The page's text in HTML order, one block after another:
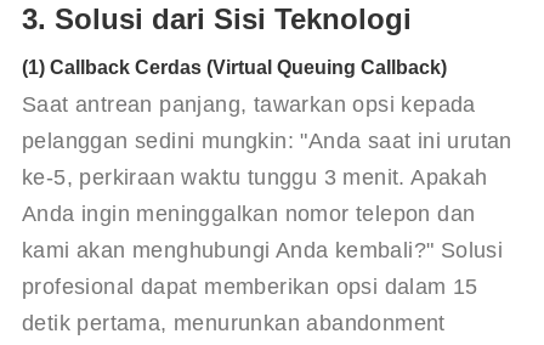
3. Solusi dari Sisi Teknologi
(1) Callback Cerdas (Virtual Queuing Callback)
Saat antrean panjang, tawarkan opsi kepada
pelanggan sedini mungkin: "Anda saat ini urutan
ke-5, perkiraan waktu tunggu 3 menit. Apakah
Anda ingin meninggalkan nomor telepon dan
kami akan menghubungi Anda kembali?" Solusi
profesional dapat memberikan opsi dalam 15
detik pertama, menurunkan abandonment